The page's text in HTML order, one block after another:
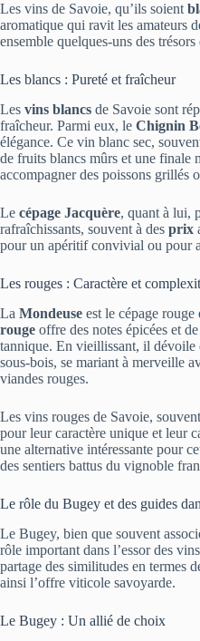
Les vins de Savoie, qu’ils soient
aromatique qui ravit les amateurs
ensemble quelques-uns des
Les blancs : Pureté et fraîcheur
Les vins blancs de Savoie sont
fraîcheur. Parmi eux, le Chignin
élégance. Ce vin blanc sec,
de fruits blancs mûrs et une finale
accompagner des poissons grillés
Le cépage Jacquère, quant à lui,
rafraîchissants, souvent à des prix
pour un apéritif convivial ou pour
Les rouges : Caractère et
La Mondeuse est le cépage
rouge offre des notes épicées et
tannique. En vieillissant, il dévoile
sous-bois, se mariant à merveille
viandes rouges.
Les vins rouges de Savoie,
pour leur caractère unique et leur
une alternative intéressante pour
des sentiers battus du vignoble
Le rôle du Bugey et des guides
Le Bugey, bien que souvent
rôle important dans l’essor des
partage des similitudes en termes
ainsi l’offre viticole savoyarde.
Le Bugey : Un allié de choix